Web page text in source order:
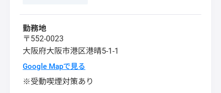
勤務地
〒552-0023
大阪府大阪市港区港晴5-1-1
Google Mapで見る
※受動喫煙対策あり